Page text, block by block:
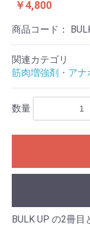
￥4,800
商品コード：
関連カテゴリ
筋肉増強剤・ア
数量
BULK UP の2冊目